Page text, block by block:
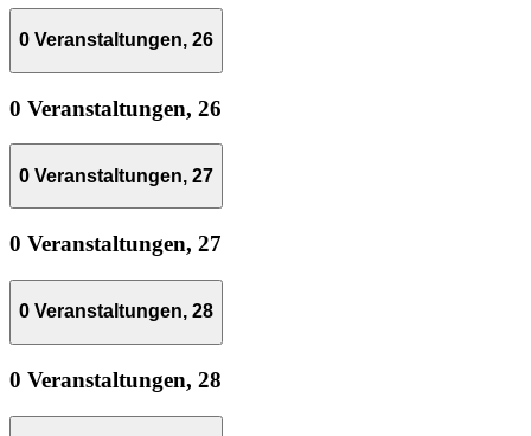
0 Veranstaltungen, 26
0 Veranstaltungen, 26
0 Veranstaltungen, 27
0 Veranstaltungen, 27
0 Veranstaltungen, 28
0 Veranstaltungen, 28